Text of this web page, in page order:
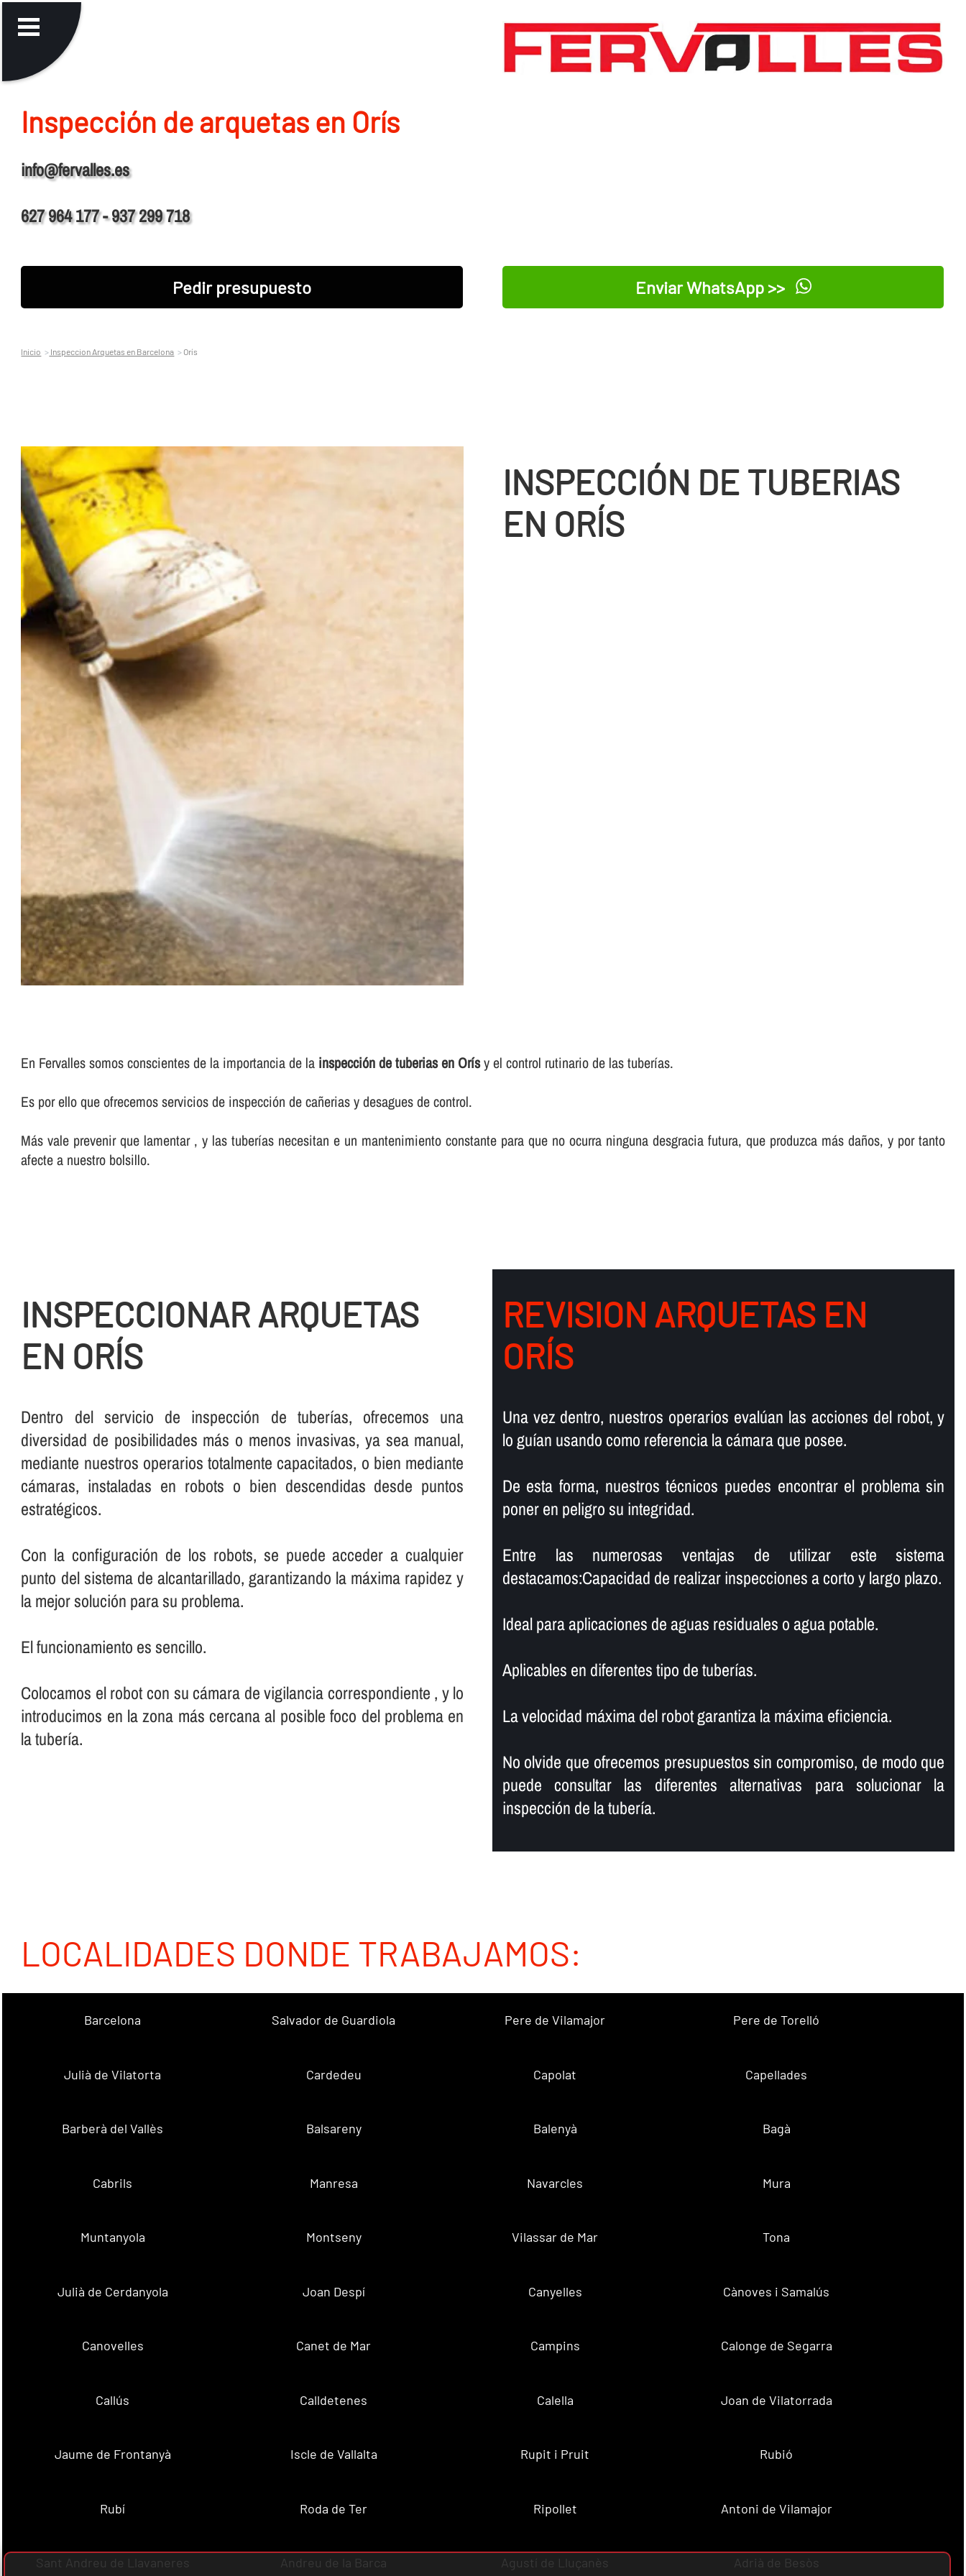
Inspección de arquetas en Orís
info@fervalles.es
627 964 177 - 937 299 718
Pedir presupuesto Enviar WhatsApp >>
Inicio Inspeccion Arquetas en Barcelona Orís
INSPECCIÓN DE TUBERIAS
EN ORÍS
En Fervalles somos conscientes de la importancia de la inspección de tuberias en Orísy el control rutinario de las tuberí­as.
Es por ello que ofrecemos servicios de inspección de cañerias y desagues de control.
Más vale prevenir que lamentar , y las tuberí­as necesitan e un mantenimiento constante para que no ocurra ninguna desgracia futura, que produzca más daños, y por tanto
afecte a nuestro bolsillo.
INSPECCIONAR ARQUETAS
EN ORÍS
Dentro del servicio de inspección de tuberí­as, ofrecemos una
diversidad de posibilidades más o menos invasivas, ya sea manual,
mediante nuestros operarios totalmente capacitados, o bien mediante
cámaras, instaladas en robots o bien descendidas desde puntos
estratégicos.
Con la configuración de los robots, se puede acceder a cualquier
punto del sistema de alcantarillado, garantizando la máxima rapidez y
la mejor solución para su problema.
El funcionamiento es sencillo.
Colocamos el robot con su cámara de vigilancia correspondiente , y lo
introducimos en la zona más cercana al posible foco del problema en
la tuberí­a.
REVISION ARQUETAS EN
ORÍS
Una vez dentro, nuestros operarios evalúan las acciones del robot, y
lo guí­an usando como referencia la cámara que posee.
De esta forma, nuestros técnicos puedes encontrar el problema sin
poner en peligro su integridad.
Entre las numerosas ventajas de utilizar este sistema
destacamos:Capacidad de realizar inspecciones a corto y largo plazo.
Ideal para aplicaciones de aguas residuales o agua potable.
Aplicables en diferentes tipo de tuberí­as.
La velocidad máxima del robot garantiza la máxima eficiencia.
No olvide que ofrecemos presupuestos sin compromiso, de modo que
puede consultar las diferentes alternativas para solucionar la
inspección de la tuberí­a.
LOCALIDADES DONDE TRABAJAMOS:
Barcelona Salvador de Guardiola Pere de Vilamajor Pere de Torelló
Julià de Vilatorta Cardedeu Capolat Capellades
Barberà del Vallès Balsareny Balenyà Bagà
Cabrils Manresa Navarcles Mura
Muntanyola Montseny Vilassar de Mar Tona
Julià de Cerdanyola Joan Despí Canyelles Cànoves i Samalús
Canovelles Canet de Mar Campins Calonge de Segarra
Callús Calldetenes Calella Joan de Vilatorrada
Jaume de Frontanyà Iscle de Vallalta Rupit i Pruit Rubió
Rubí Roda de Ter Ripollet Antoni de Vilamajor
Sant Andreu de Llavaneres Andreu de la Barca Agustí de Lluçanès Adrià de Besòs